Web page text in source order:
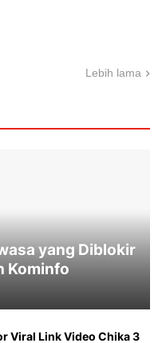
Lebih lama
yang Diblokir
Kominfo
Viral Link Video Chika 3